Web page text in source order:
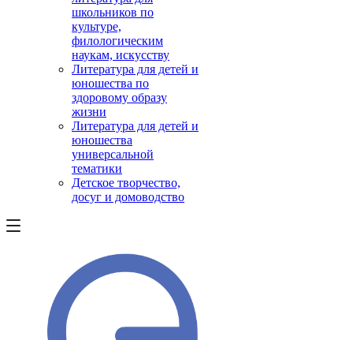
школьников по
культуре,
филологическим
наукам, искусству
Литература для детей и
юношества по
здоровому образу
жизни
Литература для детей и
юношества
универсальной
тематики
Детское творчество,
досуг и домоводство